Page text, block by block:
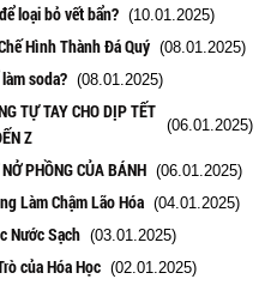
loại bỏ vết bẩn? (10.01.2025)
Hình Thành Đá Quý (08.01.2025)
soda? (08.01.2025)
TỰ TAY CHO DỊP TẾT
Z
(06.01.2025)
PHỒNG CỦA BÁNH (06.01.2025)
Làm Chậm Lão Hóa (04.01.2025)
Nước Sạch (03.01.2025)
của Hóa Học (02.01.2025)